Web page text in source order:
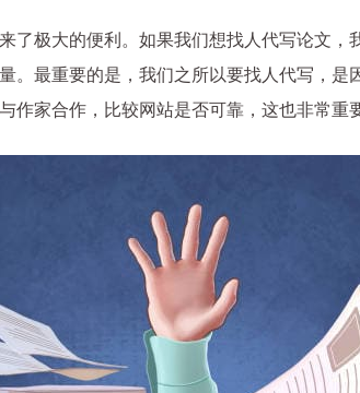
了极大的便利。如果我们想找人代写论文
。最重要的是，我们之所以要找人代写，
作家合作，比较网站是否可靠，这也非常重要